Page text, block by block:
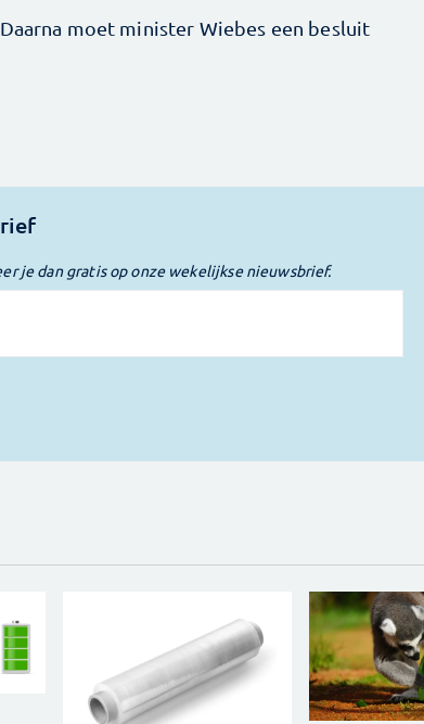
moet minister Wiebes een besluit
je dan gratis op onze wekelijkse nieuwsbrief.